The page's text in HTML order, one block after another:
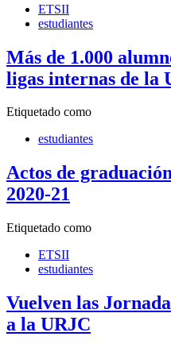
ETSII
estudiantes
Más de 1.000
ligas internas de la
Etiquetado como
estudiantes
Actos de
2020-21
Etiquetado como
ETSII
estudiantes
Vuelven las
a la URJC